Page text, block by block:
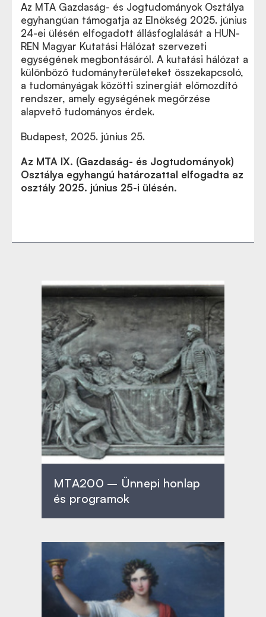
Az MTA Gazdaság- és Jogtudományok Osztálya
egyhangúan támogatja az Elnökség 2025. június
24-ei ülésén elfogadott állásfoglalását a HUN-
REN Magyar Kutatási Hálózat szervezeti
egységének megbontásáról. A kutatási hálózat a
különböző tudományterületeket összekapcsoló,
a tudományágak közötti szinergiát előmozdító
rendszer, amely egységének megőrzése
alapvető tudományos érdek.
Budapest, 2025. június 25.
Az MTA IX. (Gazdaság- és Jogtudományok)
Osztálya egyhangú határozattal elfogadta az
osztály 2025. június 25-i ülésén.
MTA200 – Ünnepi honlap
és programok